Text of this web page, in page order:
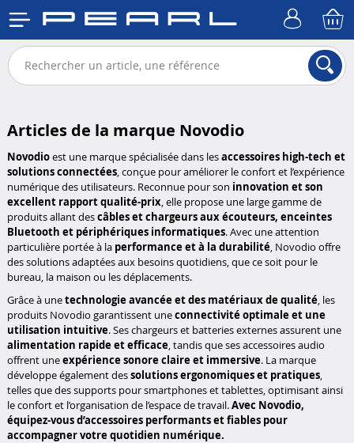
Articles de la marque Novodio
Novodioest une marque spécialisée dans lesaccessoires high-tech et
solutions connectées, conçue pour améliorer le confort et l’expérience
numérique des utilisateurs. Reconnue pour son innovation et son
excellent rapport qualité-prix, elle propose une large gamme de
produits allant descâbles et chargeurs aux écouteurs, enceintes
Bluetooth et périphériques informatiques. Avec une attention
particulière portée à la performance et à la durabilité, Novodio offre
des solutions adaptées aux besoins quotidiens, que ce soit pour le
bureau, la maison ou les déplacements.
Grâce à unetechnologie avancée et des matériaux de qualité, les
produits Novodio garantissent uneconnectivité optimale et une
utilisation intuitive. Ses chargeurs et batteries externes assurent une
alimentation rapide et efficace, tandis que ses accessoires audio
offrent uneexpérience sonore claire et immersive. La marque
développe également dessolutions ergonomiques et pratiques,
telles que des supports pour smartphones et tablettes, optimisant ainsi
le confort et l’organisation de l’espace de travail.Avec Novodio,
équipez-vous d’accessoires performants et fiables pour
accompagner votre quotidien numérique.